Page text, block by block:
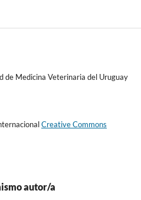
de Medicina Veterinaria del Uruguay
Creative Commons
autor/a